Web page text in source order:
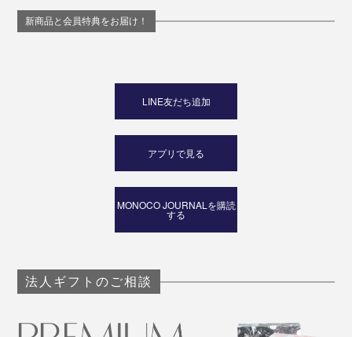
新商品と会員特典をお届け！
LINE友だち追加
アプリで見る
MONOCO JOURNALを購読
する
法人ギフトのご相談